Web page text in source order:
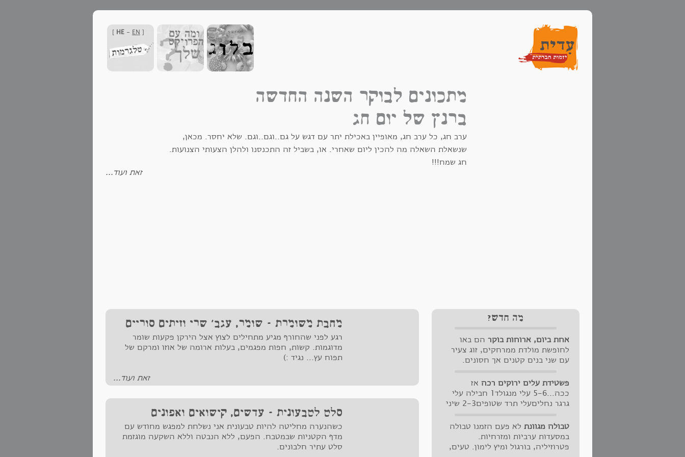
[
HE - EN
]
מתכונים לבוקר השנה החדשה
ברנץ של יום חג
ערב חג, כל ערב חג, מאופיין באכילת יתר עם דגש על גם..וגם..וגם. שלא יחסר. מכאן,
שנשאלת השאלה מה להכין ליום שאחרי. או, בשביל זה התכנסנו ולהלן הצעותי הצנועות.
חג שמח!!!
זאת ועוד...
מה חדש?
אחת ביום, ארוחות בוקר הם באו
לחופשת מולדת ממרחקים, זוג צעיר
עם שני בנים קטנים אך חסונים.
קרובים להורים וחברי ילדות. שאלו
אם ניתן להוסיף ארוחות בוקר. "בטח",
עניתי ברוגע, נסמכת על הרבה הרבה
ועל הביקורת המרשימה שקיבלתי
בפעם הראשונה והיחידה שהגשתי עד
כה ארוחת בוקר ביחידת המגורים, וזה
מה שכתב Rob, הראשון שהעז
פשטידת עלים ירוקים רכה אז
ככה...5-6 עלי מנגולד1 חבילה עלי
גרגר נחליםעלי תרד שטופים2-3 שיני
קצוצהוחופן קטן של שמירוגם...
טבולה מגוונת לא פעם הזמנו טבולה
במסעדות ערביות ומזרחיות.
פטרוזיליה, בורגול ומיץ לימון. טעים,
מחבת משומרת - שומר, עגב' שרי וזיתים סוריים
רגע לפני שהחורף מגיע מתחילים לצוץ אצל הירקן פקעות שומר
מדוגמות. קשות, חפות מפגמים, בעלות ארומה של אוזו ומרקם של
תפוח עץ... נגיד :)
זאת ועוד...
סלט לטבעונית - עדשים, קישואים ואפונים
כשהנערה מחליטה להיות טבעונית אני נשלחת למפגש מחודש עם
מדף הקטניות שבמטבח. הפעם, ללא הנבטה וללא השקעה מוגזמת
סלט עתיר חלבונים.